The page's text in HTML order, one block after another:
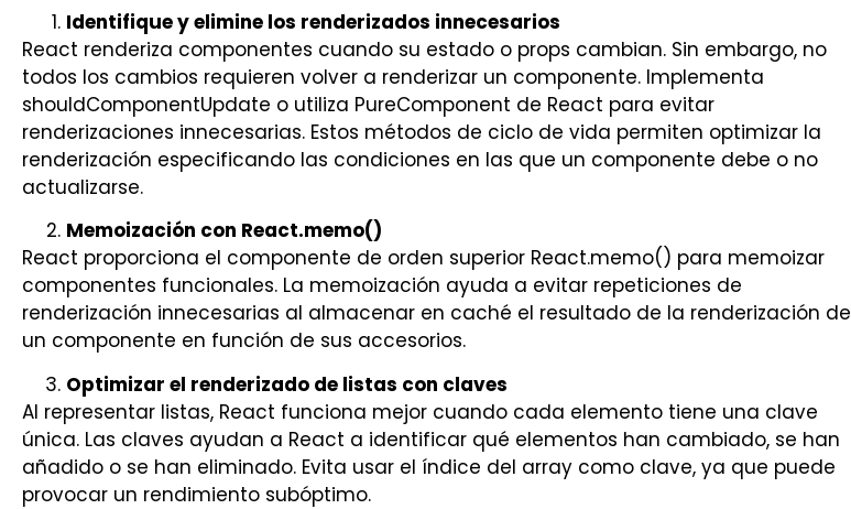
Identifique y elimine los renderizados innecesarios
React renderiza componentes cuando su estado o props cambian. Sin embargo, no
todos los cambios requieren volver a renderizar un componente. Implementa
shouldComponentUpdate o utiliza PureComponent de React para evitar
renderizaciones innecesarias. Estos métodos de ciclo de vida permiten optimizar la
renderización especificando las condiciones en las que un componente debe o no
actualizarse.
Memoización con React.memo()
React proporciona el componente de orden superior React.memo() para memoizar
componentes funcionales. La memoización ayuda a evitar repeticiones de
renderización innecesarias al almacenar en caché el resultado de la renderización de
un componente en función de sus accesorios.
Optimizar el renderizado de listas con claves
Al representar listas, React funciona mejor cuando cada elemento tiene una clave
única. Las claves ayudan a React a identificar qué elementos han cambiado, se han
añadido o se han eliminado. Evita usar el índice del array como clave, ya que puede
provocar un rendimiento subóptimo.